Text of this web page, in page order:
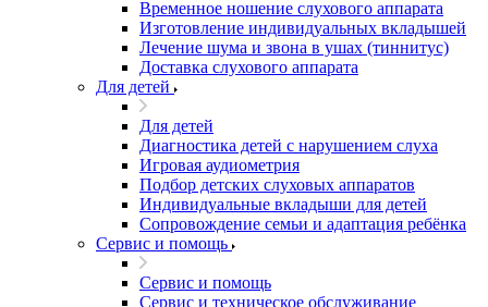
Временное ношение слухового аппарата
Изготовление индивидуальных вкладышей
Лечение шума и звона в ушах (тиннитус)
Доставка слухового аппарата
Для детей
Для детей
Диагностика детей с нарушением слуха
Игровая аудиометрия
Подбор детских слуховых аппаратов
Индивидуальные вкладыши для детей
Сопровождение семьи и адаптация ребёнка
Сервис и помощь
Сервис и помощь
Сервис и техническое обслуживание